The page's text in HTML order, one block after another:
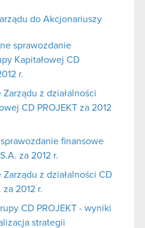
do Akcjonariuszy
sprawozdanie
Kapitałowej CD
r.
z działalności
CD PROJEKT za 2012
finansowe
za 2012 r.
z działalności CD
za 2012 r.
CD PROJEKT - wyniki
strategii